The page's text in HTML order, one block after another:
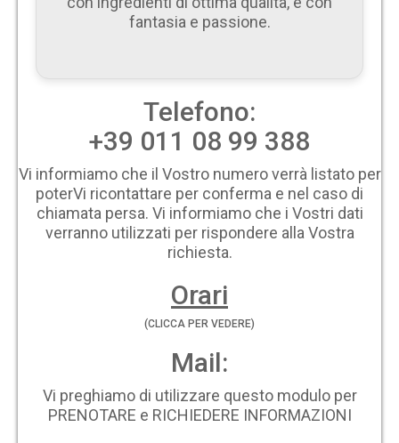
fantasia e passione.
Telefono:
+39 011 08 99 388
Vi informiamo che il Vostro numero verrà listato per
poterVi ricontattare per conferma e nel caso di
chiamata persa. Vi informiamo che i Vostri dati
verranno utilizzati per rispondere alla Vostra
richiesta.
Orari
(CLICCA PER VEDERE)
Mail:
Vi preghiamo di utilizzare questo modulo per
PRENOTARE e RICHIEDERE INFORMAZIONI